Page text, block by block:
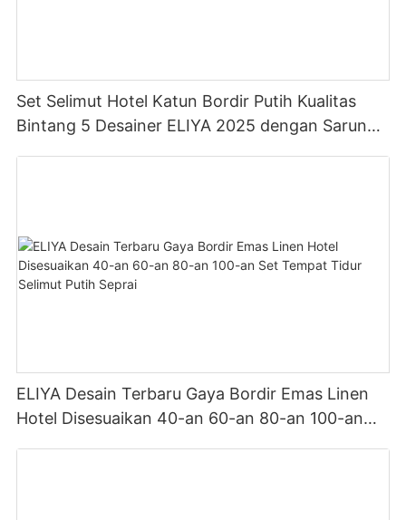
Set Selimut Hotel Katun Bordir Putih Kualitas
Bintang 5 Desainer ELIYA 2025 dengan Sarung
ELIYA Desain Terbaru Gaya Bordir Emas Linen
Hotel Disesuaikan 40-an 60-an 80-an 100-an